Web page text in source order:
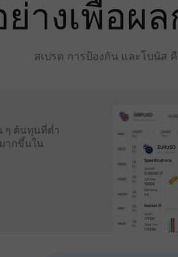
างเพื่อผ
สเปรด การป้องกัน และโบนัส
ๆ ต้นทุนที่ต่ำ
ากขึ้นใน